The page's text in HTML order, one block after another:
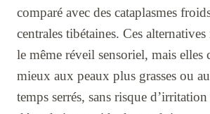
comparé avec des cataplasmes
centrales tibétaines. Ces
le même réveil sensoriel, mais elles
mieux aux peaux plus grasses ou
temps serrés, sans risque